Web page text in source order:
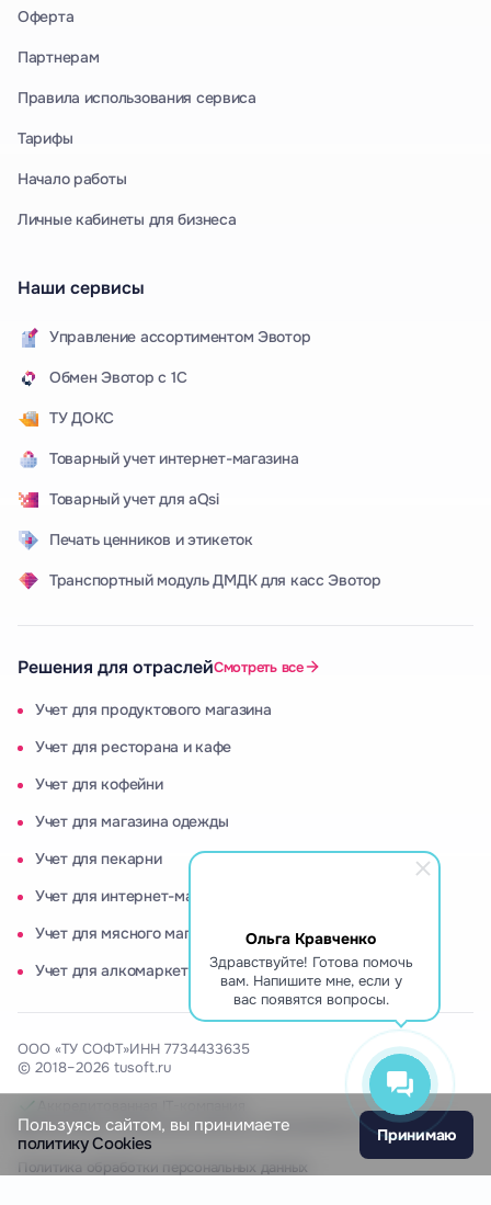
Ольга Кравченко
Здравствуйте! Готова помочь
вам. Напишите мне, если у
вас появятся вопросы.
Пользуясь сайтом, вы принимаете
политику Cookies
Принимаю
Оферта
Партнерам
Правила использования сервиса
Тарифы
Начало работы
Личные кабинеты для бизнеса
Наши сервисы
Управление ассортиментом Эвотор
Обмен Эвотор с 1С
ТУ ДОКС
Товарный учет интернет-магазина
Товарный учет для aQsi
Печать ценников и этикеток
Транспортный модуль ДМДК для касс Эвотор
Решения для отраслейСмотреть все
Учет для продуктового магазина
Учет для ресторана и кафе
Учет для кофейни
Учет для магазина одежды
Учет для пекарни
Учет для интернет-магазина
Учет для мясного магазина
Учет для алкомаркета
ООО «ТУ СОФТ»ИНН 7734433635
© 2018–2026 tusoft.ru
Включены в Реестр российского программного обеспечения
Политика обработки персональных данных